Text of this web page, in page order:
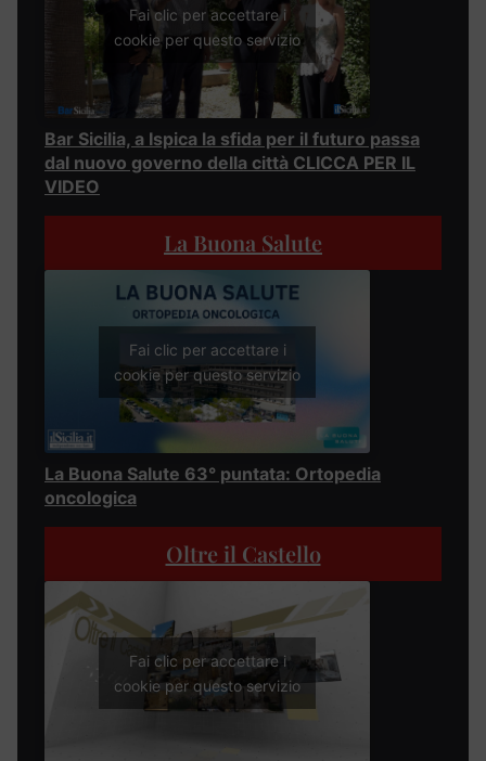
Fai clic per accettare i
cookie per questo servizio
Bar Sicilia, a Ispica la sfida per il futuro passa
dal nuovo governo della città CLICCA PER IL
VIDEO
La Buona Salute
Fai clic per accettare i
cookie per questo servizio
La Buona Salute 63° puntata: Ortopedia
oncologica
Oltre il Castello
Fai clic per accettare i
cookie per questo servizio